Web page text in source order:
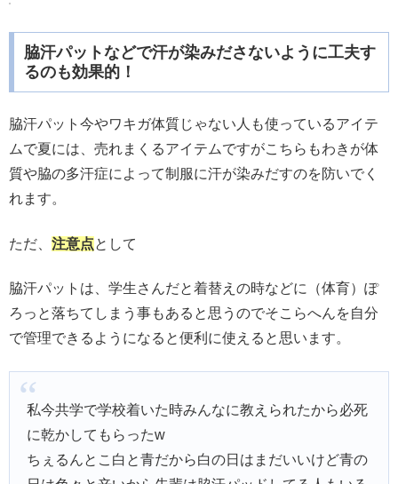
脇汗パットなどで汗が染みださないように工夫す
るのも効果的！
脇汗パット今やワキガ体質じゃない人も使っているアイテ
ムで夏には、売れまくるアイテムですがこちらもわきが体
質や脇の多汗症によって制服に汗が染みだすのを防いでく
れます。
ただ、 注意点として
脇汗パットは、学生さんだと着替えの時などに（体育）ぽ
ろっと落ちてしまう事もあると思うのでそこらへんを自分
で管理できるようになると便利に使えると思います。
私今共学で学校着いた時みんなに教えられたから必死
に乾かしてもらったw
ちぇるんとこ白と青だから白の日はまだいいけど青の